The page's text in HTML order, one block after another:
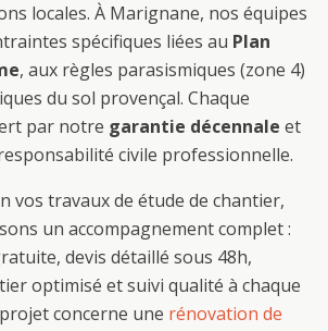
locales. À Marignane, nos équipes
spécifiques liées au Plan
, aux règles parasismiques (zone 4)
du sol provençal. Chaque
par notre garantie décennale et
civile professionnelle.
vos travaux de étude de chantier,
un accompagnement complet :
devis détaillé sous 48h,
optimisé et suivi qualité à chaque
concerne une rénovation de